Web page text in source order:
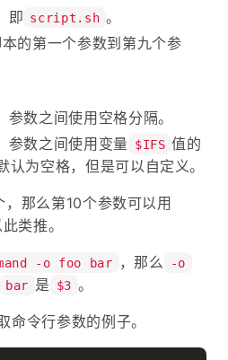
即 script.sh 。
本的第一个参数到第九个参
参数之间使用空格分隔。
参数之间使用变量 $IFS 值的
认为空格，但是可以自定义。
那么第10个参数可以用
类推。
-o foo bar ，那么 -o
bar 是 $3 。
命令行参数的例子。